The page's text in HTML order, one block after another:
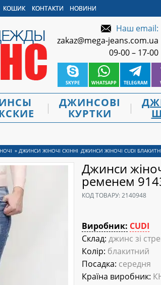
КОШИК КОНТАКТИ НОВИНИ
Наш email:
zakaz@mega-jeans.com.ua
09-00 – 17-00
SKYPE WHATSAPP TELEGRAM
ДЖИНСОВІ
КУРТКИ
» ДЖИНСИ ЖІНОЧІ СКІННІ ДЖИНСИ ЖІНОЧІ CUDI
Джинси
ременем
КОД ТОВАРУ:2140948
Виробник: CUDI
Склад: джинс зі
Колір: блакитний
Посадка: середня
Країна виробник: